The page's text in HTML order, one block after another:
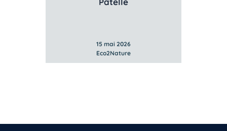
15 mai 2026
Eco2Nature